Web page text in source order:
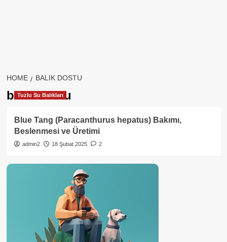
HOME BALIK DOSTU
balık dostu
Tuzlu Su Balıkları
Blue Tang (Paracanthurus hepatus) Bakımı,
Beslenmesi ve Üretimi
admin2 18 Şubat 2025 2